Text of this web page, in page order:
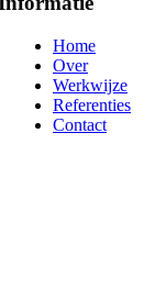
Home
Over
Werkwijze
Referenties
Contact